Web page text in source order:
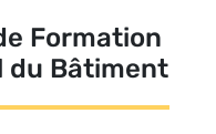
Formation
du Bâtiment